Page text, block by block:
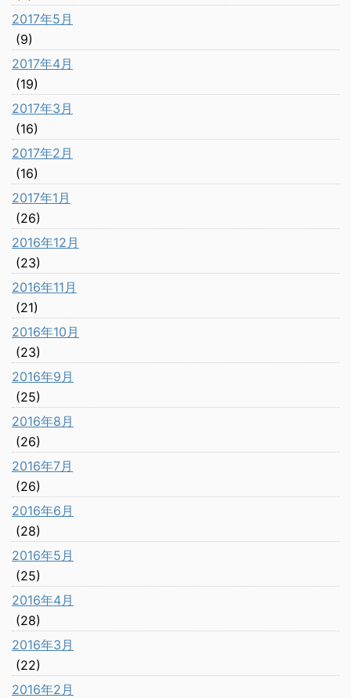
2017年5月
(9)
2017年4月
(19)
2017年3月
(16)
2017年2月
(16)
2017年1月
(26)
2016年12月
(23)
2016年11月
(21)
2016年10月
(23)
2016年9月
(25)
2016年8月
(26)
2016年7月
(26)
2016年6月
(28)
2016年5月
(25)
2016年4月
(28)
2016年3月
(22)
2016年2月